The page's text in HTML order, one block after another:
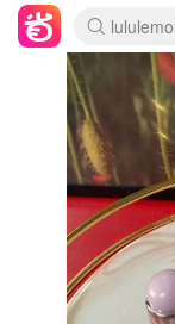
Sasa美
Cettire
WWS
Myer超
The
David
AMIRO
eToro
Moose
丝芙兰
EUFY
Trip机
YSL送5
雅漾大
过敏原
伊索独
科颜氏
丝塔芙
订阅
Cult
LN-CC
d'Alba
EVE
Adore
CT圣
Luxury
MOON
Tingo
CR洗发
修丽可
Myer彩
GANNI
OGX洗
卡诗8.5
Philips